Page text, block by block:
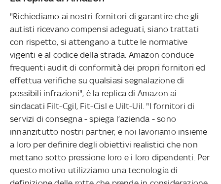
"Richiediamo ai nostri fornitori di garantire che gli
autisti ricevano compensi adeguati, siano trattati
con rispetto, si attengano a tutte le normative
vigenti e al codice della strada. Amazon conduce
frequenti audit di conformità dei propri fornitori ed
effettua verifiche su qualsiasi segnalazione di
possibili infrazioni", è la replica di Amazon ai
sindacati Filt-Cgil, Fit-Cisl e Uilt-Uil. "I fornitori di
servizi di consegna - spiega l’azienda - sono
innanzitutto nostri partner, e noi lavoriamo insieme
a loro per definire degli obiettivi realistici che non
mettano sotto pressione loro e i loro dipendenti. Per
questo motivo utilizziamo una tecnologia di